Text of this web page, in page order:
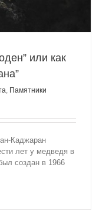
или как
Памятники
Каджаран
лет у медведя в
создан в 1966